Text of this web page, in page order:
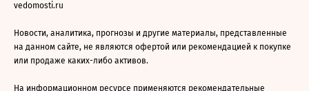
vedomosti.ru
Новости, аналитика, прогнозы и другие материалы, представленные
на данном сайте, не являются офертой или рекомендацией к покупке
или продаже каких-либо активов.
На информационном ресурсе применяются рекомендательные